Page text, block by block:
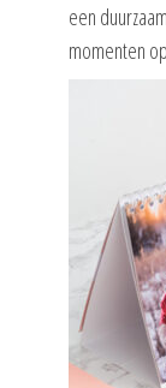
een
momenten